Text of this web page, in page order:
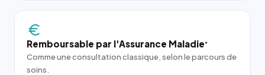
Remboursable par l'Assurance Maladie*
Comme une consultation classique, selon le parcours de
soins.